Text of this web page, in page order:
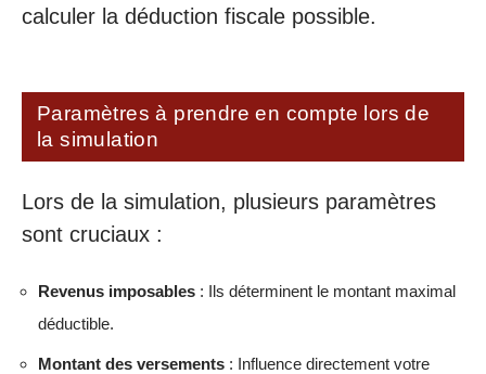
calculer la déduction fiscale possible.
Paramètres à prendre en compte lors de
la simulation
Lors de la simulation, plusieurs paramètres
sont cruciaux :
Revenus imposables : Ils déterminent le montant maximal
déductible.
Montant des versements : Influence directement votre